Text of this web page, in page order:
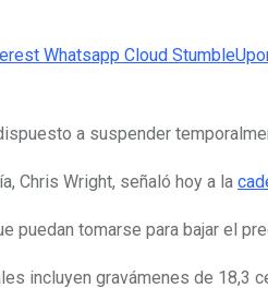
Whatsapp Cloud
a suspender
Chris Wright, señaló hoy a la
puedan tomarse para bajar el
incluyen gravámenes de 18,3